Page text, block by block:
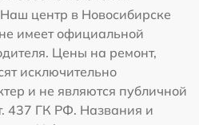
центр в Новосибирске
имеет официальной
Цены на ремонт,
исключительно
и не являются публичной
437 ГК РФ. Названия и